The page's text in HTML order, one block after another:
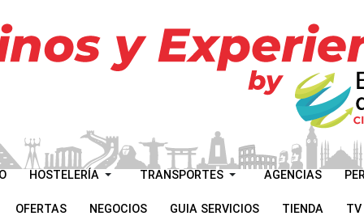
HOSTELERÍA TRANSPORTES AGENCIAS
OFERTAS NEGOCIOS GUIA SERVICIOS TIENDA TV